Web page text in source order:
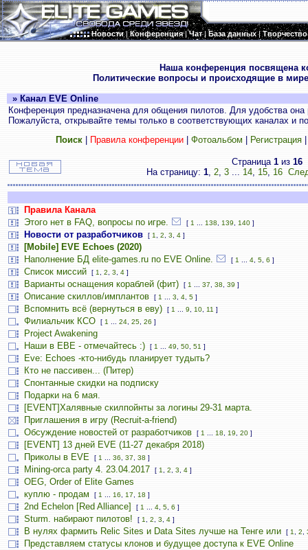
Новости|Конференция|Чат|База данных|Творчество
Наша конференция посвящена
Политические вопросы и происходящие в
» Канал EVE Online
Конференция предназначена для общения пилотов. Для удобства
Пожалуйста, открывайте темы только в соответствующих каналах и
Поиск| Правила конференции| Фотоальбом Регистрация
Страница 1из 16
На страницу: 1, 2, 3 ... 14, 15, 16
Правила Канала
Этого нет в FAQ, вопросы по игре.
[ 1 138 139 140 ]
Новости от разработчиков [ 1 2 3 4 ]
[Mobile] EVE Echoes (2020)
Наполнение БД elite-games.ru по EVE Online.
[ 1 4 5 6 ]
Список миссий [ 1 2 3 4 ]
Варианты оснащения кораблей (фит) [ 1 37 38 39 ]
Описание скиллов/имплантов [ 1 3 4 5 ]
Вспомнить всё (вернуться в еву) [ 1 9 10 11 ]
Филиальчик КСО [ 1 24 25 26 ]
Project Awakening
Наши в ЕВЕ - отмечайтесь :)
[ 1 49 50 51 ]
Eve: Echoes -кто-нибудь планирует тудыть?
Кто не пассивен... (Питер)
Спонтанные скидки на подписку
Подарки на 6 мая.
[EVENT]Халявные скилпойнты за логины 29-31 марта.
Приглашения в игру (Recruit-a-friend)
Обсуждение новостей от разработчиков
[ 1 18 19 20 ]
[EVENT] 13 дней EVE (11-27 декабря 2018)
Приколы в EVE
[ 1 36 37 38 ]
Mining-orca party 4. 23.04.2017 [ 1 2 3 4 ]
OEG, Order of Elite Games
куплю - продам
[ 1 16 17 18 ]
2nd Echelon [Red Alliance] [ 1 4 5 6 ]
Sturm. набирают пилотов! [ 1 2 3 4 ]
В нулях фармить Relic Sites и Data Sites лучше на Тенге или [ 1 2
Представляем статусы клонов и будущее доступа к EVE Online